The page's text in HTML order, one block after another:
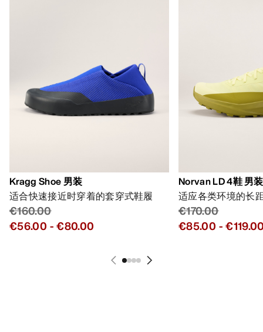
Kragg Shoe 男装
适合快速接近时穿着的套穿式鞋履
€160.00
€56.00 -€80.00
Norvan LD 4鞋 男装
适应各类环境的长
€170.00
€85.00 -